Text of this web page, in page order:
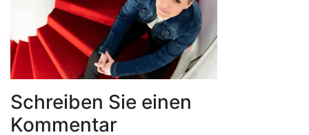
Schreiben Sie einen
Kommentar